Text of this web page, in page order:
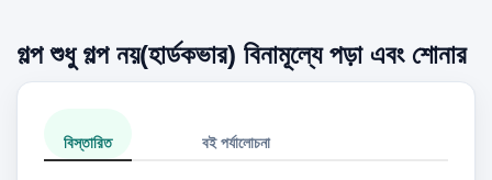
গল্প শুধু গল্প নয়(হার্ডকভার) বিনামূল্যে পড়া এবং শোনার
বিস্তারিত বই পর্যালোচনা